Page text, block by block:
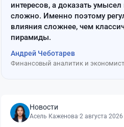
интересов, а доказать
сложно. Именно поэтому
влияния сложнее, чем
пирамиды.
Андрей Чеботарев
Финансовый аналитик и экономист
Новости
Асель Каженова·2 августа 2026